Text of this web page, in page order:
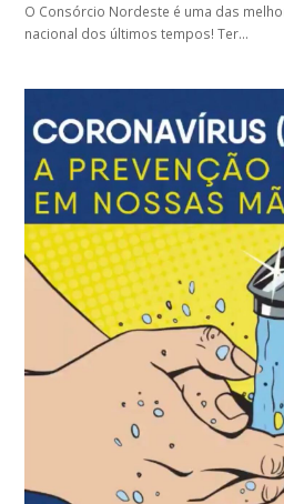
O Consórcio Nordeste é uma das
nacional dos últimos tempos! Ter…